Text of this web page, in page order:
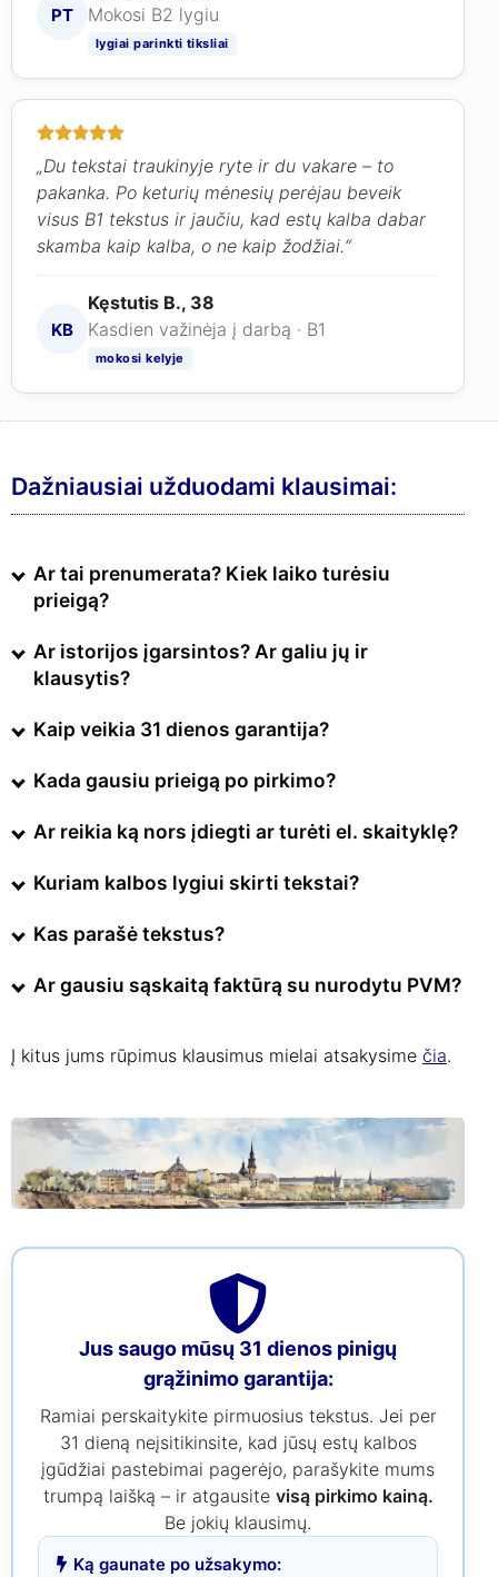
PT
Mokosi B2 lygiu
lygiai parinkti tiksliai
„Du tekstai traukinyje ryte ir du vakare – to
pakanka. Po keturių mėnesių perėjau beveik
visus B1 tekstus ir jaučiu, kad estų kalba dabar
skamba kaip kalba, o ne kaip žodžiai.“
KB
Kęstutis B., 38
Kasdien važinėja į darbą · B1
mokosi kelyje
Dažniausiai užduodami klausimai:
Ar tai prenumerata? Kiek laiko turėsiu
prieigą?
Ar istorijos įgarsintos? Ar galiu jų ir
klausytis?
Kaip veikia 31 dienos garantija?
Kada gausiu prieigą po pirkimo?
Ar reikia ką nors įdiegti ar turėti el. skaityklę?
Kuriam kalbos lygiui skirti tekstai?
Kas parašė tekstus?
Ar gausiu sąskaitą faktūrą su nurodytu PVM?
Į kitus jums rūpimus klausimus mielai atsakysime čia.
Jus saugo mūsų 31 dienos pinigų
grąžinimo garantija:
Ramiai perskaitykite pirmuosius tekstus. Jei per
31 dieną neįsitikinsite, kad jūsų estų kalbos
įgūdžiai pastebimai pagerėjo, parašykite mums
trumpą laišką – ir atgausite visą pirkimo kainą.
Be jokių klausimų.
Ką gaunate po užsakymo: